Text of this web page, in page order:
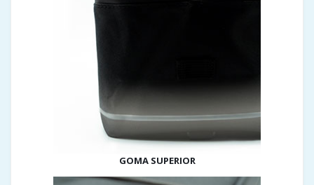
GOMA SUPERIOR